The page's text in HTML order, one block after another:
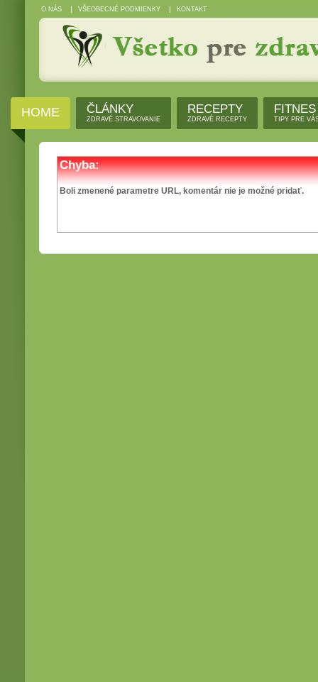
O NÁS VŠEOBECNÉ PODMIENKY KONTAKT
HOME ČLÁNKY
ZDRAVÉ STRAVOVANIE
RECEPTY
ZDRAVÉ RECEPTY
FITNES
TIPY PRE
Chyba:
Boli zmenené parametre URL, komentár nie je možné pridať.